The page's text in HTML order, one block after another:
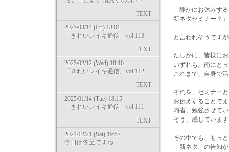
TEXT
2025/03/14 (Fri) 18:01
「きれいレイキ通信」vol.113
TEXT
2025/02/12 (Wed) 18:10
「きれいレイキ通信」vol.112
TEXT
2025/01/14 (Tue) 18:15
「きれいレイキ通信」vol.111
TEXT
2024/12/21 (Sat) 19:57
今日は冬至ですね
「静かにお休みす
新ネタセミナー？」
と言われそうです
たしかに、皆様に
いずれも、南にと
これまで、自身で
それを、セミナー
お伝えすることで
内省、勉強させて
そう、感じていま
その中でも、もっ
「新ネタ」の告知